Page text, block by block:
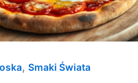
, Smaki Świata